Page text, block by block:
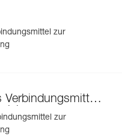
zur
Verbindungsmittel
zur